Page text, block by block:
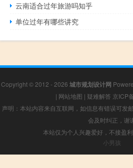
云南适合过年旅游吗知乎
单位过年有哪些讲究
Copyright © 2012 - 2026 城市规划设计网
| 网站地图 | 疑难解答 京ICP
声明：本站内容来自互联网，如信息有错误可发
会及时纠正，谢
本站仅为个人兴趣爱好，不接盈
小男孩